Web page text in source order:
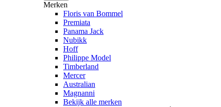
Merken
Floris van Bommel
Premiata
Panama Jack
Nubikk
Hoff
Philippe Model
Timberland
Mercer
Australian
Magnanni
Bekijk alle merken